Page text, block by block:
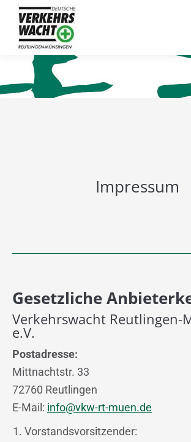
Impressum
Gesetzliche
Verkehrswacht Reutlingen-
e.V.
Postadresse:
Mittnachtstr. 33
72760 Reutlingen
E-Mail: info@vkw-rt-muen.de
Vorstandsvorsitzender: